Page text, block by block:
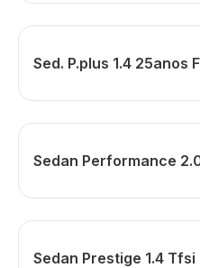
Sed. P.plus 1.4 25anos
Sedan Performance
Sedan Prestige 1.4